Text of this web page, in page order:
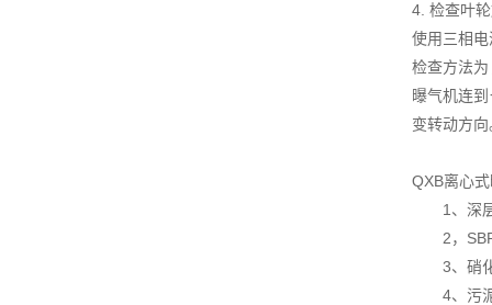
4. 检查叶
使用三相
检查方法
曝气机连
变转动方向
QXB离心
1、深层
2，SBR
3、硝化
4、污泥